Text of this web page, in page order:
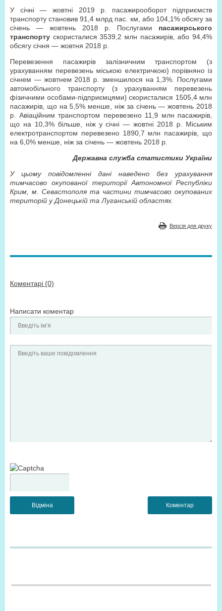
У січні — жовтні 2019 р. пасажирооборот підприємств
транспорту становив 91,4 млрд пас. км, або 104,1% обсягу за
січень — жовтень 2018 р. Послугами пасажирського
транспорту скористалися 3539,2 млн пасажирів, або 94,4%
обсягу січня — жовтня 2018 р.
Перевезення пасажирів залізничним транспортом (з
урахуванням перевезень міською електричкою) порівняно із
січнем — жовтнем 2018 р. зменшилося на 1,3%. Послугами
автомобільного транспорту (з урахуванням перевезень
фізичними особами-підприємцями) скористалися 1505,4 млн
пасажирів, що на 5,5% менше, ніж за січень — жовтень 2018
р. Авіаційним транспортом перевезено 11,9 млн пасажирів,
що на 10,3% більше, ніж у січні — жовтні 2018 р. Міським
електротранспортом перевезено 1890,7 млн пасажирів, що
на 6,0% менше, ніж за січень — жовтень 2018 р.
Державна служба статистики України
У цьому повідомленні дані наведено без урахування
тимчасово окупованої території Автономної Республіки
Крим, м. Севастополя та частини тимчасово окупованих
територій у Донецькій та Луганській областях.
Версія для друку
Коментарі (0)
Написати коментар